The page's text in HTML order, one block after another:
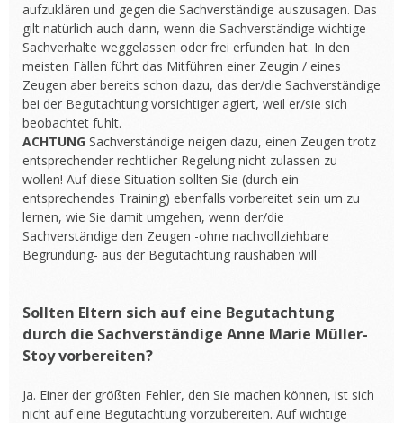
aufzuklären und gegen die Sachverständige auszusagen. Das
gilt natürlich auch dann, wenn die Sachverständige wichtige
Sachverhalte weggelassen oder frei erfunden hat. In den
meisten Fällen führt das Mitführen einer Zeugin / eines
Zeugen aber bereits schon dazu, das der/die Sachverständige
bei der Begutachtung vorsichtiger agiert, weil er/sie sich
beobachtet fühlt.
ACHTUNG Sachverständige neigen dazu, einen Zeugen trotz
entsprechender rechtlicher Regelung nicht zulassen zu
wollen! Auf diese Situation sollten Sie (durch ein
entsprechendes Training) ebenfalls vorbereitet sein um zu
lernen, wie Sie damit umgehen, wenn der/die
Sachverständige den Zeugen -ohne nachvollziehbare
Begründung- aus der Begutachtung raushaben will
Sollten Eltern sich auf eine Begutachtung
durch die Sachverständige Anne Marie Müller-
Stoy vorbereiten?
Ja. Einer der größten Fehler, den Sie machen können, ist sich
nicht auf eine Begutachtung vorzubereiten. Auf wichtige